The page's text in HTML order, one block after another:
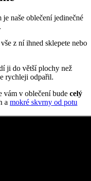
naše oblečení jedinečné
z ní ihned sklepete nebo
ji do větší plochy než
rychleji odpařil.
vám v oblečení bude
amokré skvrny od potu